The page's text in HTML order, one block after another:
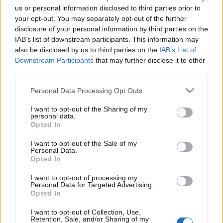
us or personal information disclosed to third parties prior to
your opt-out. You may separately opt-out of the further
disclosure of your personal information by third parties on the
IAB’s list of downstream participants. This information may
also be disclosed by us to third parties on the IAB’s List of
Downstream Participants that may further disclose it to other
Personal Data Processing Opt Outs
I want to opt-out of the Sharing of my
personal data.
Opted In
I want to opt-out of the Sale of my
Personal Data.
Opted In
I want to opt-out of processing my
Personal Data for Targeted Advertising.
Opted In
I want to opt-out of Collection, Use,
Retention, Sale, and/or Sharing of my
Veprimi i Ernest Muçit,
reagon presidenti i
Trabzonsporit: Më preku
mua dhe të gjithë lojtarët
Hetimet për vrasjen e
Edmond Sulës, kontrolle
në Bërxullë dhe
shoqërime personash për
t’u marrë në pyetje
Argjentina e “dashuruar”
del me deklaratë zyrtare:
Model transparent
euro, çfarë ndodh me
monedhat e tjera